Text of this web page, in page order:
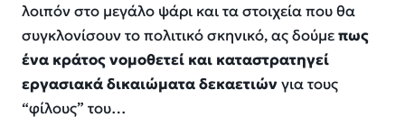
λοιπόν στο μεγάλο ψάρι και τα στοιχεία που θα
συγκλονίσουν το πολιτικό σκηνικό, ας δούμεπως
ένα κράτος νομοθετεί και καταστρατηγεί
εργασιακά δικαιώματα δεκαετιώνγια τους
“φίλους” του…